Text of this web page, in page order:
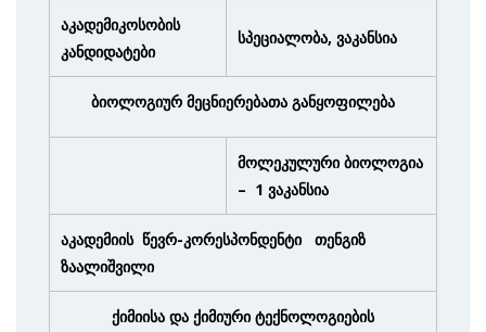
აკადემიკოსობის
კანდიდატები
სპეციალობა, ვაკანსია
ბიოლოგიურ მეცნიერებათა განყოფილება
მოლეკულური ბიოლოგია
– 1 ვაკანსია
აკადემიის წევრ-კორესპონდენტი თენგიზ
ზაალიშვილი
ქიმიისა და ქიმიური ტექნოლოგიების